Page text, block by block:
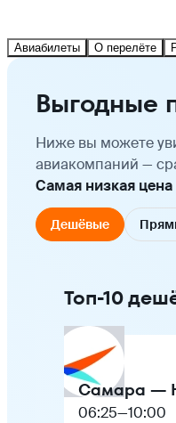
Авиабилеты О перелёте
Выгодные
Ниже вы можете
авиакомпаний —
Самая низкая цена
Дешёвые
Топ-10
Самара —
06:25—10:00